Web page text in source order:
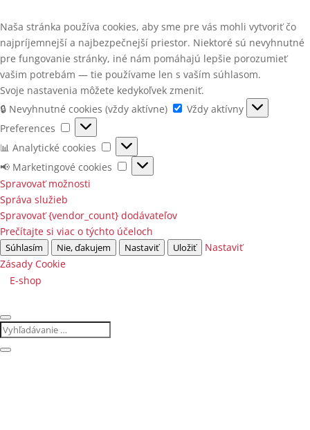
Naša stránka používa cookies, aby sme pre vás mohli vytvoriť čo
najpríjemnejší a najbezpečnejší priestor. Niektoré sú nevyhnutné
pre fungovanie stránky, iné nám pomáhajú lepšie porozumieť
vašim potrebám — tie používame len s vaším súhlasom.
Svoje nastavenia môžete kedykoľvek zmeniť.
🔒 Nevyhnutné cookies (vždy aktívne)
🔒
Vždy aktívny
Preferences
Preferences
📊 Analytické cookies
📊
Analytické
cookies
📢 Marketingové cookies
📢
Marketingové
Spravovať možnosti
Správa služieb
Spravovať {vendor_count} dodávateľov
Prečítajte si viac o týchto účeloch
Súhlasím Nie, ďakujem Nastaviť Uložiť
Nastaviť
Zásady Cookie
E-shop